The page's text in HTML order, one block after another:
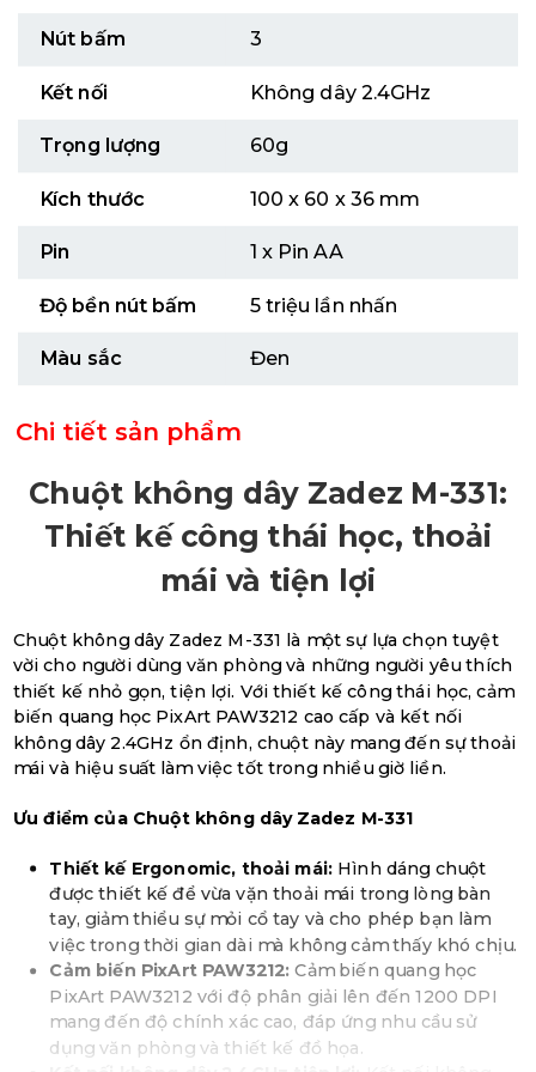
Nút bấm 3
Kết nối Không dây 2.4GHz
Trọng lượng 60g
Kích thước 100 x 60 x 36 mm
Pin 1 x Pin AA
Độ bền nút bấm 5 triệu lần nhấn
Màu sắc Đen
Chi tiết sản phẩm
Chuột không dây Zadez M-331:
Thiết kế công thái học, thoải
mái và tiện lợi
Chuột không dây Zadez M-331 là một sự lựa chọn tuyệt
vời cho người dùng văn phòng và những người yêu thích
thiết kế nhỏ gọn, tiện lợi. Với thiết kế công thái học, cảm
biến quang học PixArt PAW3212 cao cấp và kết nối
không dây 2.4GHz ổn định, chuột này mang đến sự thoải
mái và hiệu suất làm việc tốt trong nhiều giờ liền.
Ưu điểm của Chuột không dây Zadez M-331
Thiết kế Ergonomic, thoải mái: Hình dáng chuột
được thiết kế để vừa vặn thoải mái trong lòng bàn
tay, giảm thiểu sự mỏi cổ tay và cho phép bạn làm
việc trong thời gian dài mà không cảm thấy khó chịu.
Cảm biến PixArt PAW3212: Cảm biến quang học
PixArt PAW3212 với độ phân giải lên đến 1200 DPI
mang đến độ chính xác cao, đáp ứng nhu cầu sử
dụng văn phòng và thiết kế đồ họa.